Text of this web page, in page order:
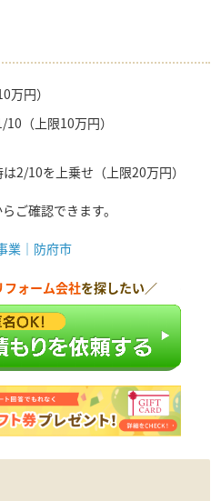
万円）
（上限10万円）
2/10を上乗せ（上限20万円）
ご確認できます。
業｜防府市
フォーム会社を探したい／